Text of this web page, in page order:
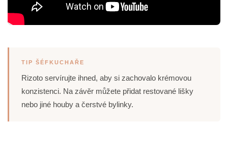
TIP ŠÉFKUCHAŘE
Rizoto servírujte ihned, aby si zachovalo krémovou
konzistenci. Na závěr můžete přidat restované lišky
nebo jiné houby a čerstvé bylinky.